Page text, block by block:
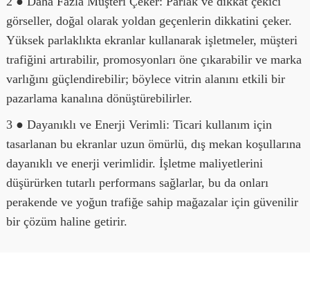
görseller, doğal olarak yoldan geçenlerin dikkatini çeker.
Yüksek parlaklıkta ekranlar kullanarak işletmeler, müşteri
trafiğini artırabilir, promosyonları öne çıkarabilir ve marka
varlığını güçlendirebilir; böylece vitrin alanını etkili bir
pazarlama kanalına dönüştürebilirler.
3 ● Dayanıklı ve Enerji Verimli: Ticari kullanım için
tasarlanan bu ekranlar uzun ömürlü, dış mekan koşullarına
dayanıklı ve enerji verimlidir. İşletme maliyetlerini
düşürürken tutarlı performans sağlarlar, bu da onları
perakende ve yoğun trafiğe sahip mağazalar için güvenilir
bir çözüm haline getirir.